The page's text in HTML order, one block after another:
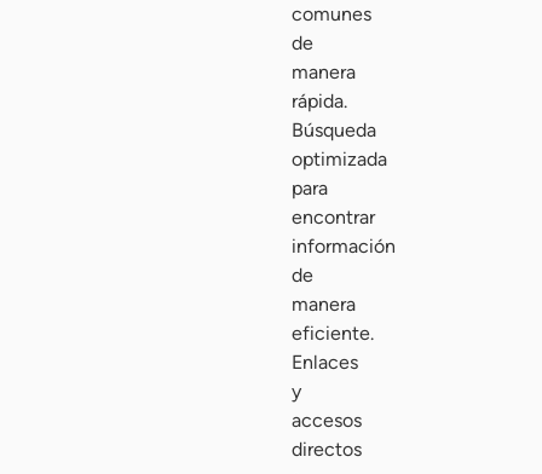
comunes
de
manera
rápida.
Búsqueda
optimizada
para
encontrar
información
de
manera
eficiente.
Enlaces
y
accesos
directos